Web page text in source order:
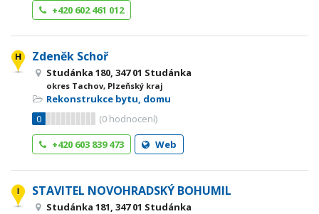
+420 602 461 012
Zdeněk Schoř
Studánka 180, 347 01 Studánka
okres Tachov, Plzeňský kraj
Rekonstrukce bytu, domu
0
(0 hodnocení)
+420 603 839 473
Web
STAVITEL NOVOHRADSKÝ BOHUMIL
Studánka 181, 347 01 Studánka